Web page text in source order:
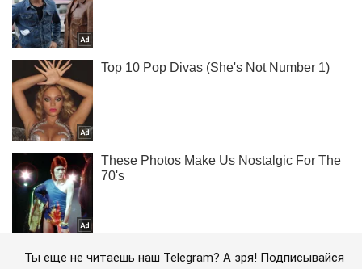
Ты еще не читаешь наш Telegram? А зря! Подписывайся